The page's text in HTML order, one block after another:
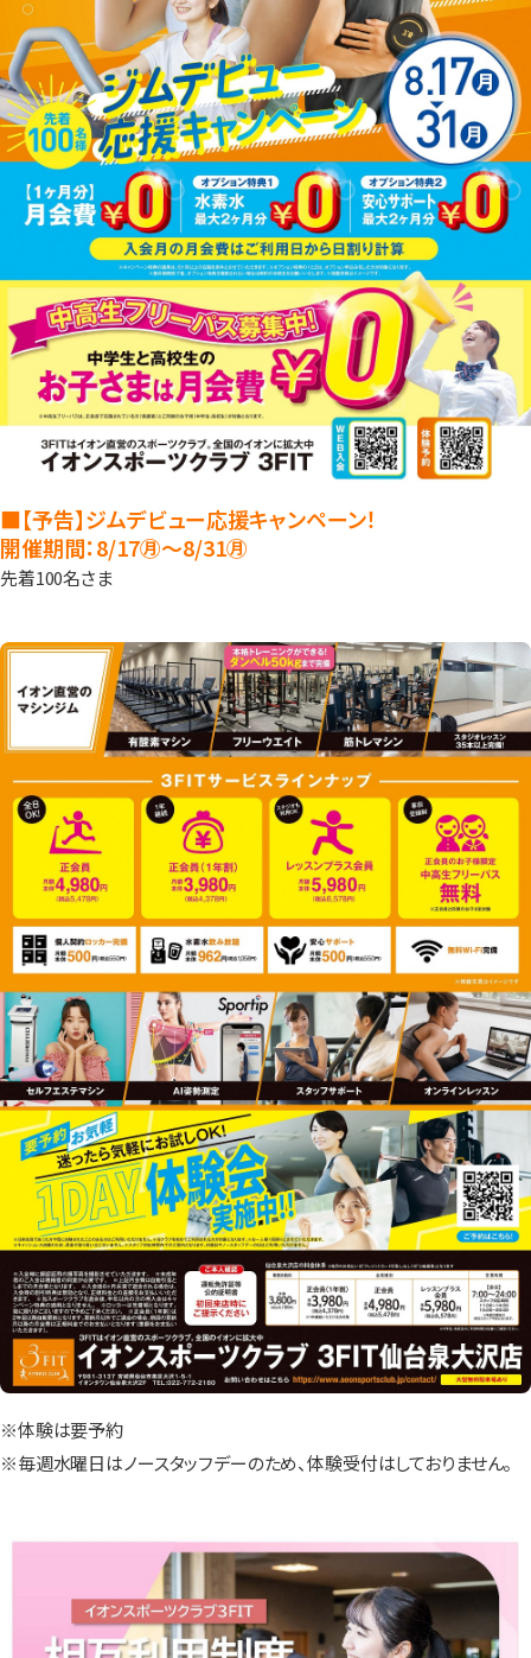
■【予告】ジムデビュー応援キャンペーン！
開催期間：8/17㊊～8/31㊊
先着100名さま
※体験は要予約
※毎週水曜日はノースタッフデーのため、体験受付はしておりません。